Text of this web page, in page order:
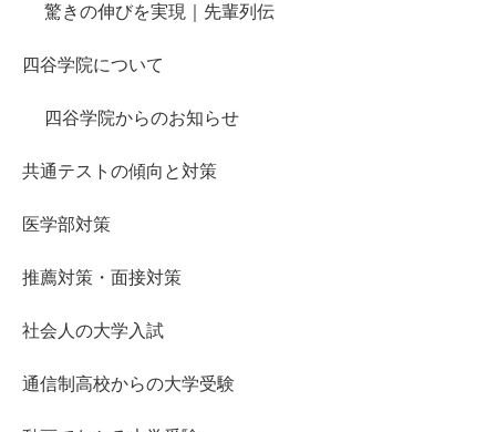
驚きの伸びを実現｜先輩列伝
四谷学院について
四谷学院からのお知らせ
共通テストの傾向と対策
医学部対策
推薦対策・面接対策
社会人の大学入試
通信制高校からの大学受験